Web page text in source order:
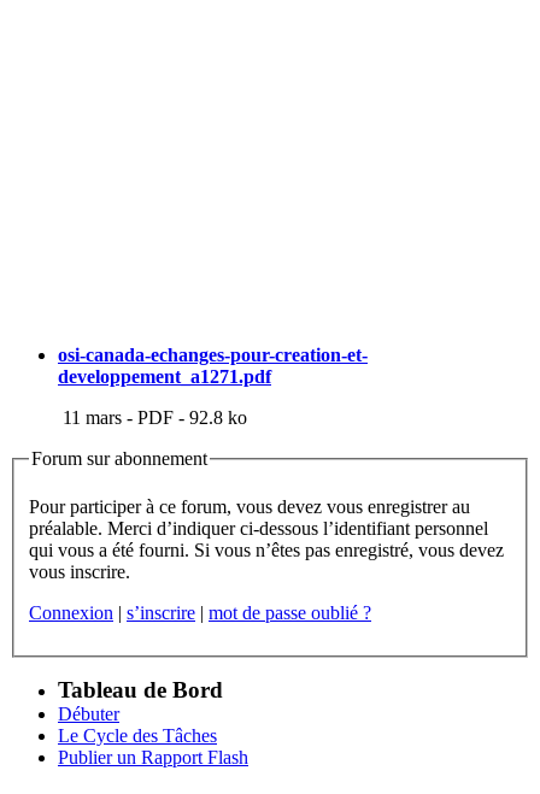
osi-canada-echanges-pour-creation-et-
developpement_a1271.pdf
11 mars - PDF - 92.8 ko
Forum sur abonnement
Pour participer à ce forum, vous devez vous enregistrer au
préalable. Merci d’indiquer ci-dessous l’identifiant personnel
qui vous a été fourni. Si vous n’êtes pas enregistré, vous devez
vous inscrire.
Connexion | s’inscrire | mot de passe oublié ?
Tableau de Bord
Débuter
Le Cycle des Tâches
Publier un Rapport Flash